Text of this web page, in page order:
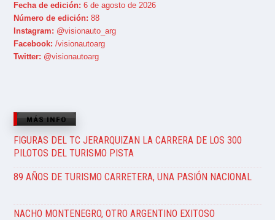
Fecha de edición: 6 de agosto de 2026
Número de edición: 88
Instagram: @visionauto_arg
Facebook: /visionautoarg
Twitter: @visionautoarg
MÁS INFO
FIGURAS DEL TC JERARQUIZAN LA CARRERA DE LOS 300
PILOTOS DEL TURISMO PISTA
89 AÑOS DE TURISMO CARRETERA, UNA PASIÓN NACIONAL
NACHO MONTENEGRO, OTRO ARGENTINO EXITOSO